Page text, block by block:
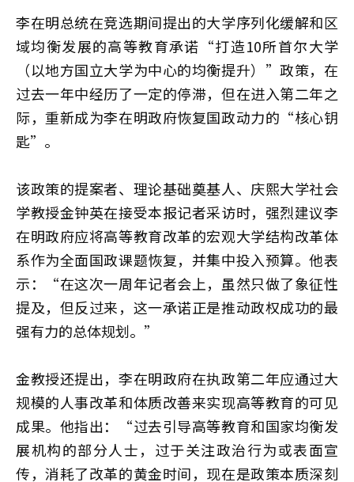
李在明总统在竞选期间提出的大学序列化缓解和区
域均衡发展的高等教育承诺“打造10所首尔大学
（以地方国立大学为中心的均衡提升）”政策，在
过去一年中经历了一定的停滞，但在进入第二年之
际，重新成为李在明政府恢复国政动力的“核心钥
匙”。
该政策的提案者、理论基础奠基人、庆熙大学社会
学教授金钟英在接受本报记者采访时，强烈建议李
在明政府应将高等教育改革的宏观大学结构改革体
系作为全面国政课题恢复，并集中投入预算。他表
示：“在这次一周年记者会上，虽然只做了象征性
提及，但反过来，这一承诺正是推动政权成功的最
强有力的总体规划。”
金教授还提出，李在明政府在执政第二年应通过大
规模的人事改革和体质改善来实现高等教育的可见
成果。他指出：“过去引导高等教育和国家均衡发
展机构的部分人士，过于关注政治行为或表面宣
传，消耗了改革的黄金时间，现在是政策本质深刻